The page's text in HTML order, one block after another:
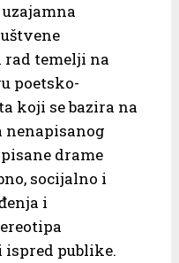
temelji na
poetsko-
koji se bazira na
drame
socijalno i
i
publike.